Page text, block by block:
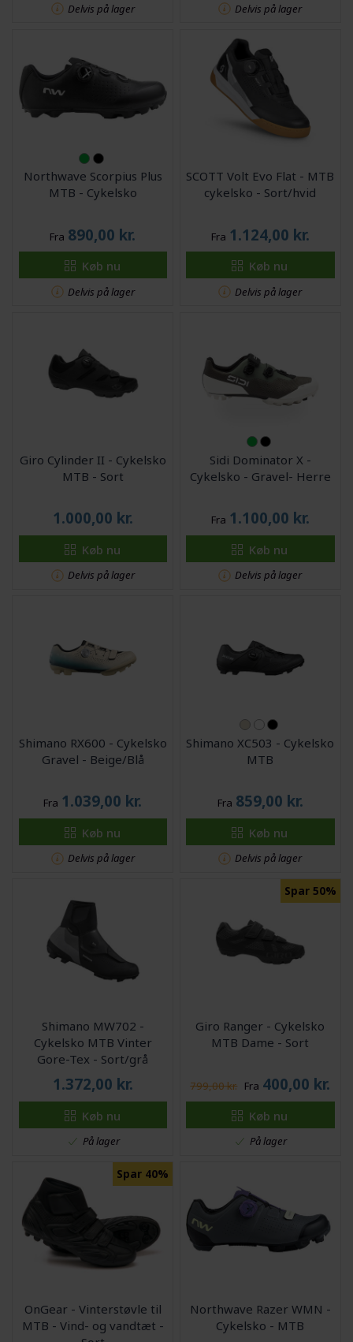
Delvis på lager Delvis på lager
Northwave Scorpius Plus
MTB - Cykelsko
Fra 890,00 kr.
Køb nu
Delvis på lager
SCOTT Volt Evo Flat - MTB
cykelsko - Sort/hvid
Fra 1.124,00 kr.
Køb nu
Delvis på lager
Giro Cylinder II - Cykelsko
MTB - Sort
1.000,00 kr.
Køb nu
Delvis på lager
Sidi Dominator X -
Cykelsko - Gravel- Herre
Fra 1.100,00 kr.
Køb nu
Delvis på lager
Shimano RX600 - Cykelsko
Gravel - Beige/Blå
Fra 1.039,00 kr.
Køb nu
Delvis på lager
Shimano XC503 - Cykelsko
MTB
Fra 859,00 kr.
Køb nu
Delvis på lager
Shimano MW702 -
Cykelsko MTB Vinter
Gore-Tex - Sort/grå
1.372,00 kr.
Køb nu
På lager
Spar 50%
Giro Ranger - Cykelsko
MTB Dame - Sort
799,00 kr. Fra 400,00 kr.
Køb nu
På lager
Spar 40%
OnGear - Vinterstøvle til
MTB - Vind- og vandtæt -
Northwave Razer WMN -
Cykelsko - MTB